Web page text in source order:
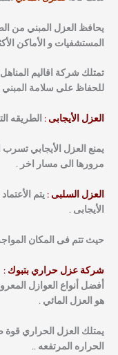
يحافظ العزل المبني من
المستشفيات و الأماكن
تمتلك شركة اقاليم
للحفاظ على سلامة
العزل الأيجابى :الطريقه
يمنع العزل الأيجابي
مرورها الى مسار اخر .
العزل السلبى :يتم
الأيجابى .
حيث تتم فى المكان
شركة عزل حراري بتبوك :
أفضل أنواع العوازل
هو العزل المائي .
يمتلك العزل الحراري
الحراره المرتفعه ..